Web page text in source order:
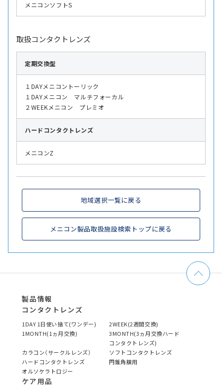
メニコンソフトS
取扱コンタクトレンズ
定期交換型
１DAYメニコントーリック
１DAYメニコン マルチフォーカル
２WEEKメニコン プレミオ
ハード コンタクトレンズ
メニコンZ
地域選択一覧に戻る
メニコン製品取扱施設検索トップに戻る
製品情報
コンタクトレンズ
1DAY 1日使い捨て(ワンデー)
2WEEK(2週間交換)
1MONTH(1ヵ月交換)
3MONTH(3ヵ月交換ハード
コンタクトレンズ)
カラコン（サークルレンズ）
ソフトコンタクトレンズ
ハードコンタクトレンズ
円錐角膜用
オルソケラトロジー
ケア用品